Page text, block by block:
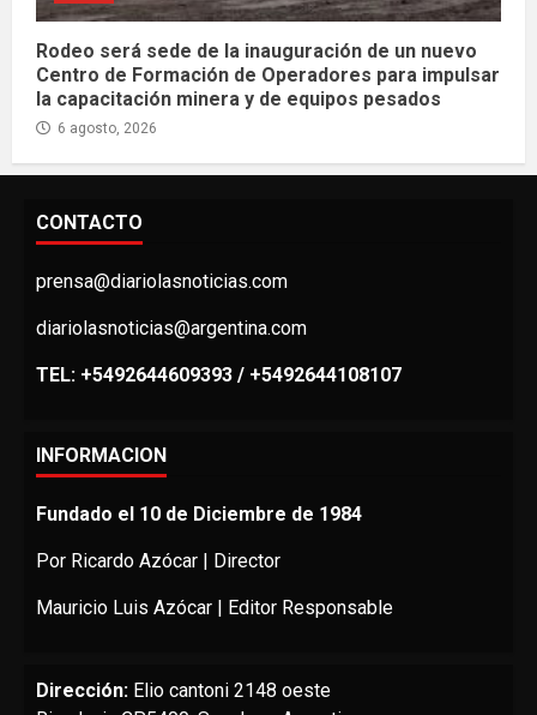
Rodeo será sede de la inauguración de un nuevo
Centro de Formación de Operadores para impulsar
la capacitación minera y de equipos pesados
6 agosto, 2026
CONTACTO
prensa@diariolasnoticias.com
diariolasnoticias@argentina.com
TEL: +5492644609393 / +5492644108107
INFORMACION
Fundado el 10 de Diciembre de 1984
Por Ricardo Azócar | Director
Mauricio Luis Azócar | Editor Responsable
Dirección: Elio cantoni 2148 oeste